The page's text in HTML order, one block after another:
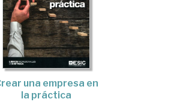
una empresa en
la práctica